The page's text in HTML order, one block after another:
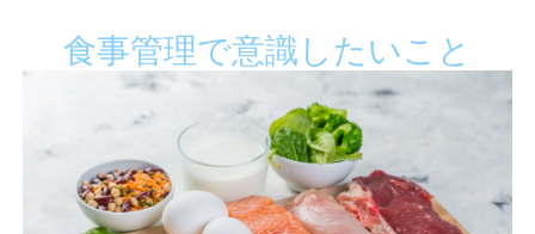
食事管理で意識したいこと